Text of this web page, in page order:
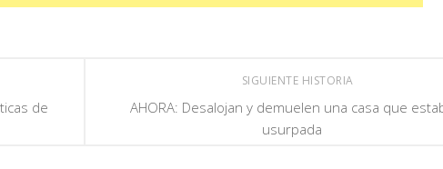
SIGUIENTE HISTORIA
AHORA: Desalojan y demuelen una casa que
usurpada
de